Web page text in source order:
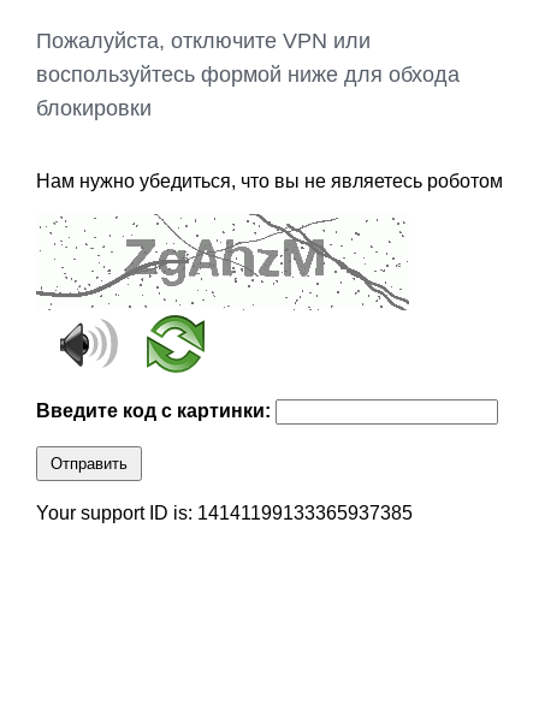
Пожалуйста, отключите VPN или
воспользуйтесь формой ниже для обхода
блокировки
Нам нужно убедиться, что вы не являетесь роботом
Введите код с картинки:
Отправить
Your support ID is: 14141199133365937385